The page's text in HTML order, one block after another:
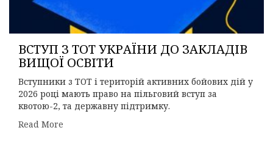
ВСТУП З ТОТ УКРАЇНИ ДО ЗАКЛАДІВ
ВИЩОЇ ОСВІТИ
Вступники з ТОТ і територій активних бойових дій у
2026 році мають право на пільговий вступ за
квотою-2, та державну підтримку.
Read More